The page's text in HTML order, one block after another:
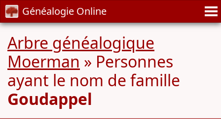
Généalogie Online
Arbre généalogique
Moerman » Personnes
ayant le nom de famille
Goudappel